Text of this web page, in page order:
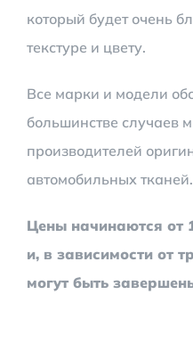
который будет очень
текстуре и цвету.
Все марки и модели
большинстве случаев
производителей
автомобильных тканей.
Цены начинаются от
и, в зависимости от
могут быть